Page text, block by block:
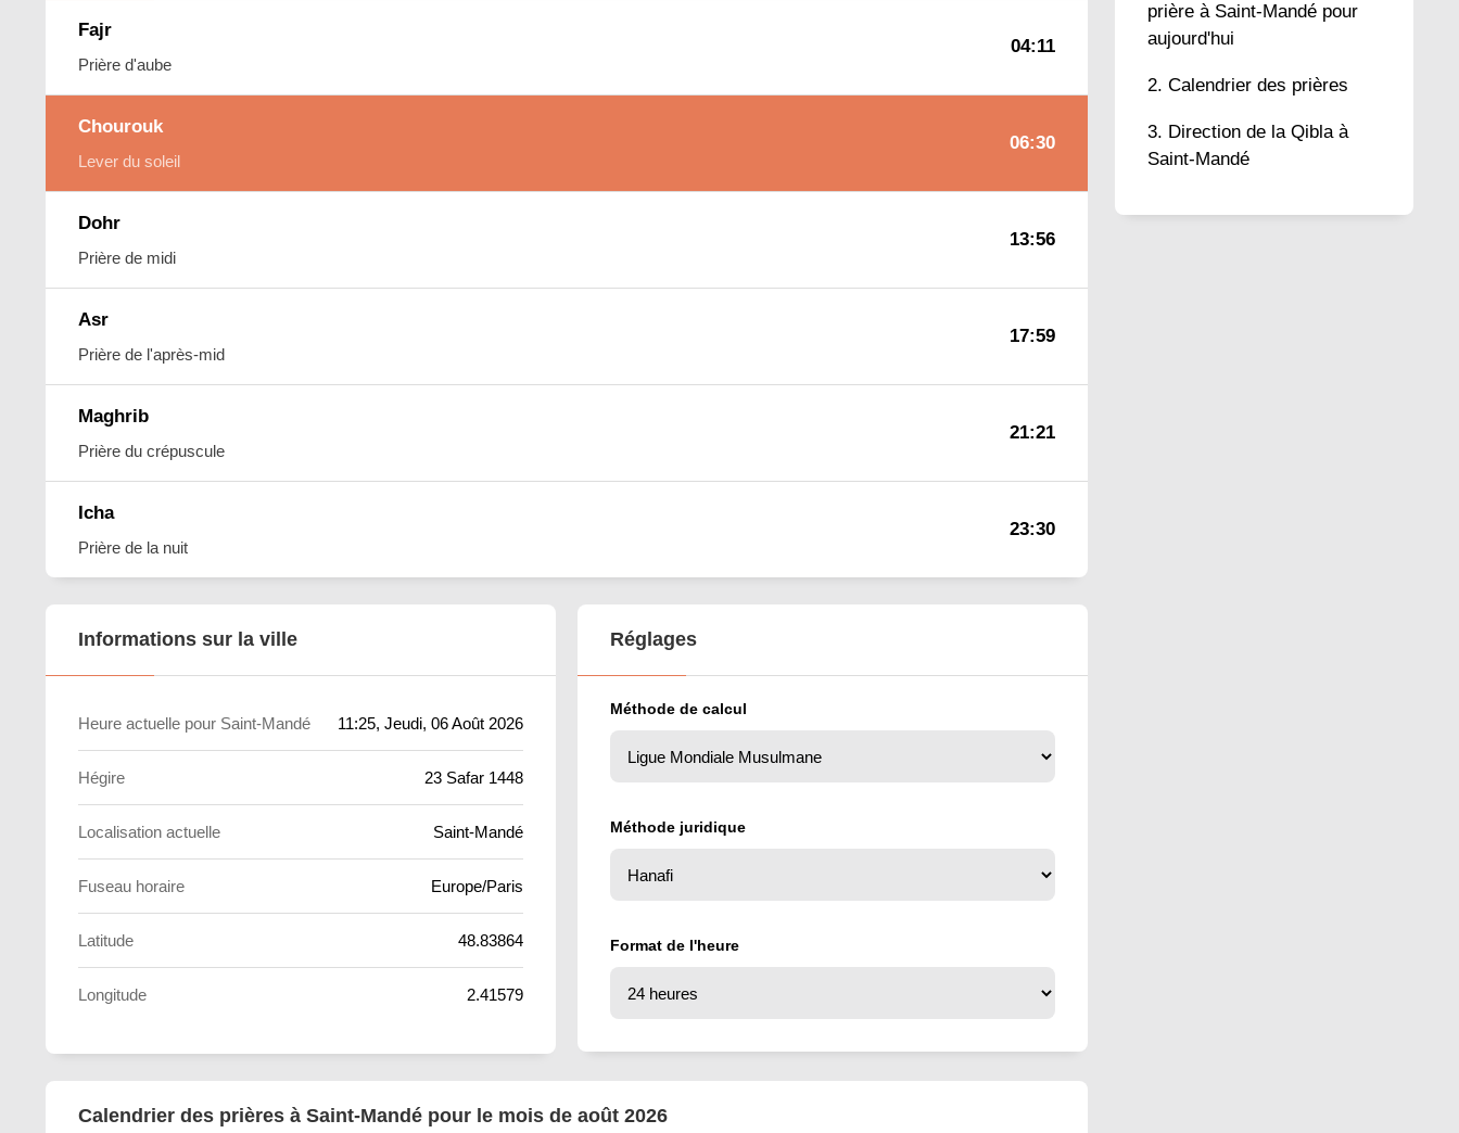
prière à Saint-Mandé pour
aujourd'hui
Calendrier des prières
Direction de la Qibla à
Saint-Mandé
Fajr
Prière d'aube
04:11
Chourouk
Lever du soleil
06:30
Dohr
Prière de midi
13:56
Asr
Prière de l'après-mid
17:59
Maghrib
Prière du crépuscule
21:21
Icha
Prière de la nuit
23:30
Informations sur la ville
Heure actuelle pour Saint-Mandé 11:25, Jeudi, 06 Août 2026
Hégire 23 Safar 1448
Localisation actuelle Saint-Mandé
Fuseau horaire Europe/Paris
Latitude 48.83864
Longitude 2.41579
Réglages
Méthode de calcul
Méthode juridique
Format de l'heure
Calendrier des prières à Saint-Mandé pour le mois de août 2026